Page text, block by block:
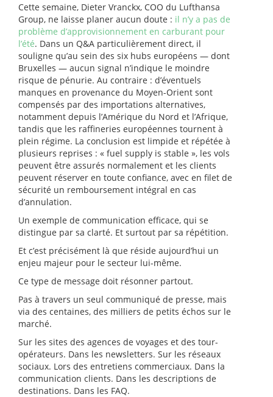
Cette semaine, Dieter Vranckx, COO du Lufthansa
Group, ne laisse planer aucun doute : il n’y a pas de
problème d’approvisionnement en carburant pour
l’été. Dans un Q&A particulièrement direct, il
souligne qu’au sein des six hubs européens — dont
Bruxelles — aucun signal n’indique le moindre
risque de pénurie. Au contraire : d’éventuels
manques en provenance du Moyen-Orient sont
compensés par des importations alternatives,
notamment depuis l’Amérique du Nord et l’Afrique,
tandis que les raffineries européennes tournent à
plein régime. La conclusion est limpide et répétée à
plusieurs reprises : « fuel supply is stable », les vols
peuvent être assurés normalement et les clients
peuvent réserver en toute confiance, avec en filet de
sécurité un remboursement intégral en cas
d’annulation.
Un exemple de communication efficace, qui se
distingue par sa clarté. Et surtout par sa répétition.
Et c’est précisément là que réside aujourd’hui un
enjeu majeur pour le secteur lui-même.
Ce type de message doit résonner partout.
Pas à travers un seul communiqué de presse, mais
via des centaines, des milliers de petits échos sur le
marché.
Sur les sites des agences de voyages et des tour-
opérateurs. Dans les newsletters. Sur les réseaux
sociaux. Lors des entretiens commerciaux. Dans la
communication clients. Dans les descriptions de
destinations. Dans les FAQ.